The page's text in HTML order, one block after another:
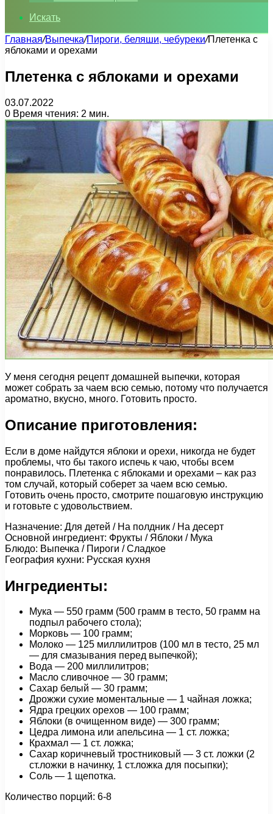
Искать
Главная/Выпечка/Пироги, беляши, чебуреки/Плетенка с
яблоками и орехами
Плетенка с яблоками и орехами
03.07.2022
0 Время чтения: 2 мин.
У меня сегодня рецепт домашней выпечки, которая
может собрать за чаем всю семью, потому что получается
ароматно, вкусно, много. Готовить просто.
Описание приготовления:
Если в доме найдутся яблоки и орехи, никогда не будет
проблемы, что бы такого испечь к чаю, чтобы всем
понравилось. Плетенка с яблоками и орехами – как раз
том случай, который соберет за чаем всю семью.
Готовить очень просто, смотрите пошаговую инструкцию
и готовьте с удовольствием.
Назначение: Для детей / На полдник / На десерт
Основной ингредиент: Фрукты / Яблоки / Мука
Блюдо: Выпечка / Пироги / Сладкое
География кухни: Русская кухня
Ингредиенты:
Мука — 550 грамм (500 грамм в тесто, 50 грамм на
подпыл рабочего стола);
Морковь — 100 грамм;
Молоко — 125 миллилитров (100 мл в тесто, 25 мл
— для смазывания перед выпечкой);
Вода — 200 миллилитров;
Масло сливочное — 30 грамм;
Сахар белый — 30 грамм;
Дрожжи сухие моментальные — 1 чайная ложка;
Ядра грецких орехов — 100 грамм;
Яблоки (в очищенном виде) — 300 грамм;
Цедра лимона или апельсина — 1 ст. ложка;
Крахмал — 1 ст. ложка;
Сахар коричневый тростниковый — 3 ст. ложки (2
ст.ложки в начинку, 1 ст.ложка для посыпки);
Соль — 1 щепотка.
Количество порций: 6-8